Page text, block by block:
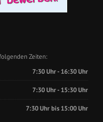
Zeiten:
7:30 Uhr - 16:30 Uhr
7:30 Uhr - 15:30 Uhr
7:30 Uhr bis 15:00 Uhr